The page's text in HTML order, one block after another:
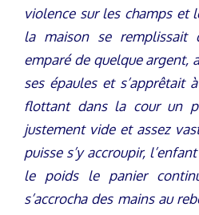
violence sur les champs et
la maison se remplissait
emparé de quelque argent,
ses épaules et s’apprêtait
flottant dans la cour un
justement vide et assez
puisse s’y accroupir,
le poids le panier
s’accrocha des mains au